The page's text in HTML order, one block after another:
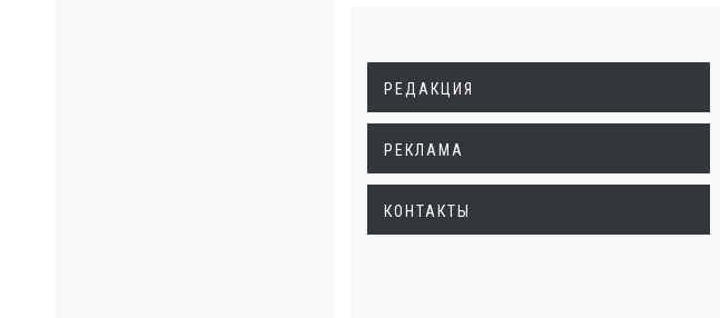
РЕДАКЦИЯ
РЕКЛАМА
КОНТАКТЫ